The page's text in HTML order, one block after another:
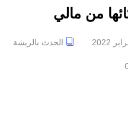
من مالي
الحدث بالريشة